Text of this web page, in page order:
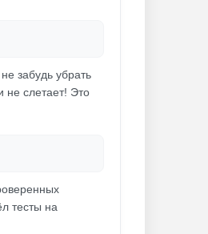
забудь убрать
не слетает! Это
тесты на